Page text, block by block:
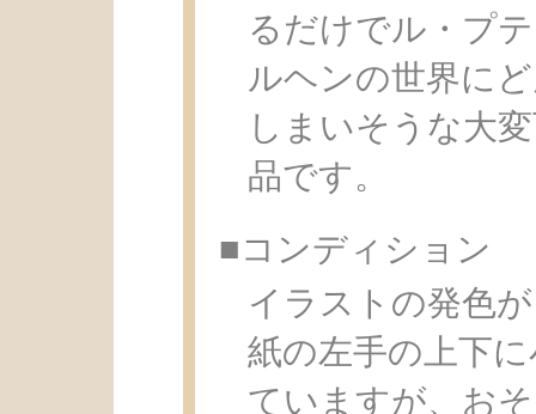
るだけでル・プ
ルヘンの世界に
しまいそうな大
品です。
■コンディション
イラストの発色
紙の左手の上下
ていますが、お